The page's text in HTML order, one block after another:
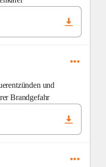
und
Brandgefahr